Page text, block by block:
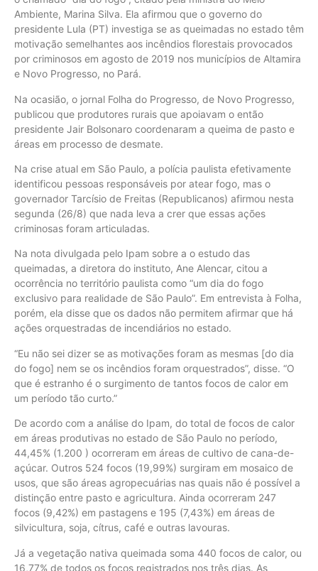
Ambiente, Marina Silva. Ela afirmou que o governo do
presidente Lula (PT) investiga se as queimadas no estado têm
motivação semelhantes aos incêndios florestais provocados
por criminosos em agosto de 2019 nos municípios de Altamira
e Novo Progresso, no Pará.
Na ocasião, o jornal Folha do Progresso, de Novo Progresso,
publicou que produtores rurais que apoiavam o então
presidente Jair Bolsonaro coordenaram a queima de pasto e
áreas em processo de desmate.
Na crise atual em São Paulo, a polícia paulista efetivamente
identificou pessoas responsáveis por atear fogo, mas o
governador Tarcísio de Freitas (Republicanos) afirmou nesta
segunda (26/8) que nada leva a crer que essas ações
criminosas foram articuladas.
Na nota divulgada pelo Ipam sobre a o estudo das
queimadas, a diretora do instituto, Ane Alencar, citou a
ocorrência no território paulista como “um dia do fogo
exclusivo para realidade de São Paulo”. Em entrevista à Folha,
porém, ela disse que os dados não permitem afirmar que há
ações orquestradas de incendiários no estado.
“Eu não sei dizer se as motivações foram as mesmas [do dia
do fogo] nem se os incêndios foram orquestrados”, disse. “O
que é estranho é o surgimento de tantos focos de calor em
um período tão curto.”
De acordo com a análise do Ipam, do total de focos de calor
em áreas produtivas no estado de São Paulo no período,
44,45% (1.200 ) ocorreram em áreas de cultivo de cana-de-
açúcar. Outros 524 focos (19,99%) surgiram em mosaico de
usos, que são áreas agropecuárias nas quais não é possível a
distinção entre pasto e agricultura. Ainda ocorreram 247
focos (9,42%) em pastagens e 195 (7,43%) em áreas de
silvicultura, soja, cítrus, café e outras lavouras.
Já a vegetação nativa queimada soma 440 focos de calor, ou
16,77% de todos os focos registrados nos três dias. As